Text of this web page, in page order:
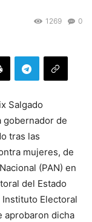
0
1269
Salgado
gobernador de
tras las
mujeres, de
(PAN) en
del Estado
Electoral
aprobaron dicha